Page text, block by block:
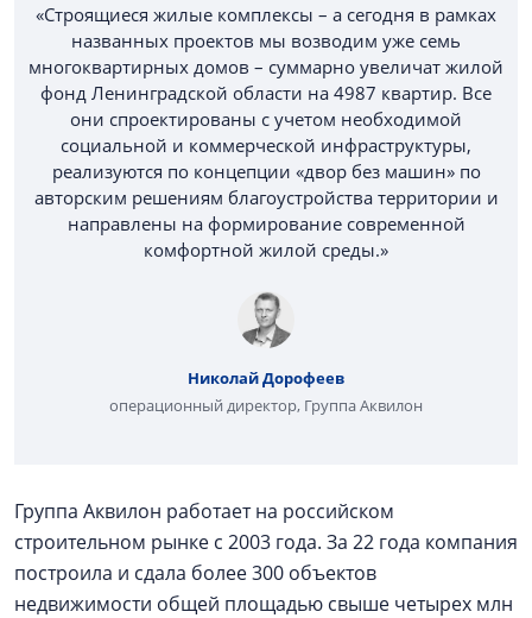
«Строящиеся жилые комплексы – а сегодня в рамках
названных проектов мы возводим уже семь
многоквартирных домов – суммарно увеличат жилой
фонд Ленинградской области на 4987 квартир. Все
они спроектированы с учетом необходимой
социальной и коммерческой инфраструктуры,
реализуются по концепции «двор без машин» по
авторским решениям благоустройства территории и
направлены на формирование современной
комфортной жилой среды.»
Николай Дорофеев
операционный директор, Группа Аквилон
Группа Аквилон работает на российском
строительном рынке с 2003 года. За 22 года компания
построила и сдала более 300 объектов
недвижимости общей площадью свыше четырех млн